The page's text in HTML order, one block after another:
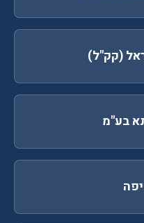
(קק"ל)
בע"מ